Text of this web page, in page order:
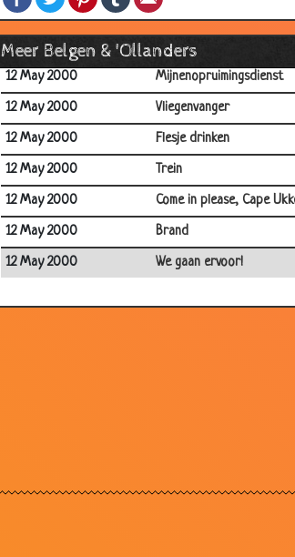
Meer Belgen & 'Ollanders
12 May 2000
Achtervolging in de
12 May 2000
Hoe vangt een Belg een
12 May 2000
Mijnenopruimingsdienst
12 May 2000
Vliegenvanger
12 May 2000
Flesje drinken
12 May 2000
Trein
12 May 2000
Come in please, Cape
12 May 2000
Brand
12 May 2000
We gaan ervoor!